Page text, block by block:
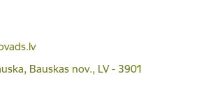
Bauskas nov., LV - 3901